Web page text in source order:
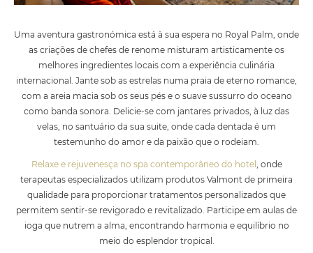
Uma aventura gastronómica está à sua espera no Royal Palm, onde
as criações de chefes de renome misturam artisticamente os
melhores ingredientes locais com a experiência culinária
internacional. Jante sob as estrelas numa praia de eterno romance,
com a areia macia sob os seus pés e o suave sussurro do oceano
como banda sonora. Delicie-se com jantares privados, à luz das
velas, no santuário da sua suite, onde cada dentada é um
testemunho do amor e da paixão que o rodeiam.
Relaxe e rejuvenesça no spa contemporâneo do hotel , onde
terapeutas especializados utilizam produtos Valmont de primeira
qualidade para proporcionar tratamentos personalizados que
permitem sentir-se revigorado e revitalizado. Participe em aulas de
ioga que nutrem a alma, encontrando harmonia e equilíbrio no
meio do esplendor tropical.